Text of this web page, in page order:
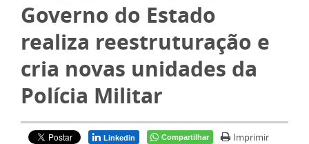
Governo do Estado
realiza reestruturação e
cria novas unidades da
Polícia Militar
Linkedin Compartilhar Imprimir